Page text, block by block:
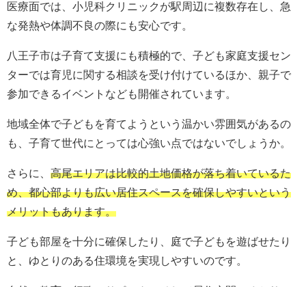
医療面では、小児科クリニックが駅周辺に複数存在し、急
な発熱や体調不良の際にも安心です。
八王子市は子育て支援にも積極的で、子ども家庭支援セン
ターでは育児に関する相談を受け付けているほか、親子で
参加できるイベントなども開催されています。
地域全体で子どもを育てようという温かい雰囲気があるの
も、子育て世代にとっては心強い点ではないでしょうか。
さらに、 高尾エリアは比較的土地価格が落ち着いているた
め、都心部よりも広い居住スペースを確保しやすいという
メリットもあります。
子ども部屋を十分に確保したり、庭で子どもを遊ばせたり
と、ゆとりのある住環境を実現しやすいのです。